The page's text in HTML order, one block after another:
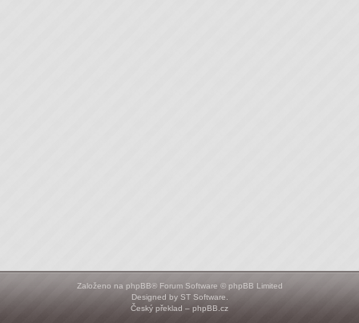
Založeno na phpBB® Forum Software © phpBB Limited
Designed by ST Software
Český překlad – phpBB.cz